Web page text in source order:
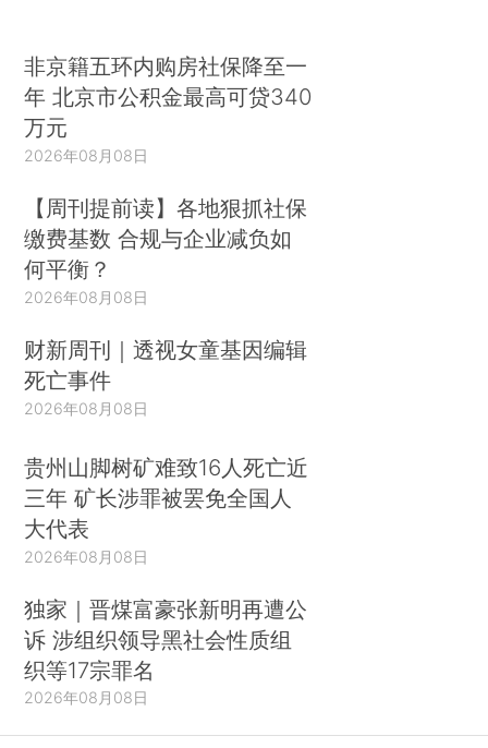
非京籍五环内购房社保降至一
年 北京市公积金最高可贷340
万元
2026年08月08日
【周刊提前读】各地狠抓社保
缴费基数 合规与企业减负如
何平衡？
2026年08月08日
财新周刊｜透视女童基因编辑
死亡事件
2026年08月08日
贵州山脚树矿难致16人死亡近
三年 矿长涉罪被罢免全国人
大代表
2026年08月08日
独家｜晋煤富豪张新明再遭公
诉 涉组织领导黑社会性质组
织等17宗罪名
2026年08月08日